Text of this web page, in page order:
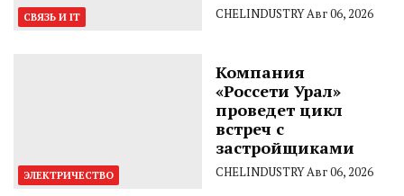
СВЯЗЬ И IT CHELINDUSTRYАвг 06, 2026
ЭЛЕКТРИЧЕСТВО
Компания
«Россети Урал»
проведет цикл
встреч с
застройщиками
CHELINDUSTRYАвг 06, 2026